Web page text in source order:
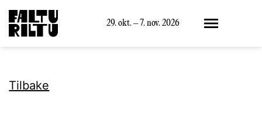
29. okt. – 7. nov. 2026 Meny
Tilbake